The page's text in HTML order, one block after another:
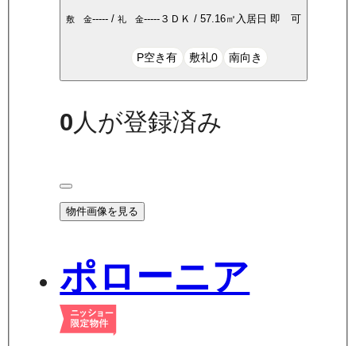
敷 金----- /礼 金----- ３ＤＫ /57.16㎡ 入居日即 可
P空き有 敷礼0 南向き
0人が登録済み
物件画像を見る
ポローニア